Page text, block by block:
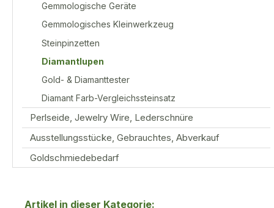
Gemmologische Geräte
Gemmologisches Kleinwerkzeug
Steinpinzetten
Diamantlupen
Gold- & Diamanttester
Diamant Farb-Vergleichssteinsatz
Perlseide, Jewelry Wire, Lederschnüre
Ausstellungsstücke, Gebrauchtes, Abverkauf
Goldschmiedebedarf
Artikel in dieser Kategorie: